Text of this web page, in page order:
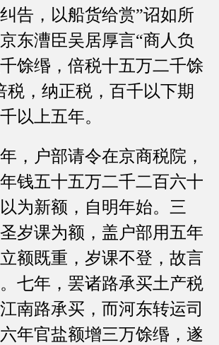
告，以船货给赏”诏如所
东漕臣吴居厚言“商人负
馀缗，倍税十五万二千馀
税，纳正税，百千以下期
以上五年。
户部请令在京商税院，
钱五十五万二千二百六十
为新额，自明年始。三
岁课为额，盖户部用五年
额既重，岁课不登，故言
七年，罢诸路承买土产税
南路承买，而河东转运司
年官盐额增三万馀缗，遂